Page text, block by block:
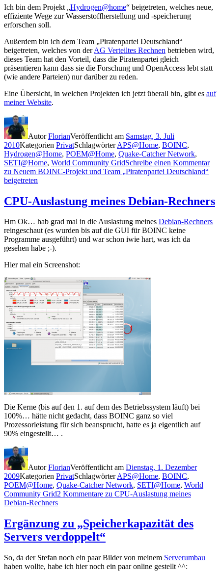
Ich bin dem Projekt „Hydrogen@home“ beigetreten, welches neue,
effiziente Wege zur Wasserstoffherstellung und -speicherung
erforschen soll.
Außerdem bin ich dem Team „Piratenpartei Deutschland“
beigetreten, welches von derAG Verteiltes Rechnen betrieben wird,
dieses Team hat den Vorteil, dass die Piratenpartei gleich
präsentieren kann dass sie die Forschung und OpenAccess lebt statt
(wie andere Parteien) nur darüber zu reden.
Eine Übersicht, in welchen Projekten ich jetzt überall bin, gibt es auf
meiner Website.
AutorFlorianVeröffentlicht am Samstag, 3. Juli
2010Kategorien PrivatSchlagwörterAPS@Home, BOINC,
Hydrogen@Home, POEM@Home, Quake-Catcher Network,
SETI@Home, World Community GridSchreibe einen Kommentar
zu Neuem BOINC-Projekt und Team „Piratenpartei Deutschland“
beigetreten
CPU-Auslastung meines Debian-Rechners
Hm Ok… hab grad mal in die Auslastung meines Debian-Rechners
reingeschaut (es wurden bis auf die GUI für BOINC keine
Programme ausgeführt) und war schon iwie hart, was ich da
gesehen habe ;-).
Hier mal ein Screenshot:
Die Kerne (bis auf den 1. auf dem des Betriebssystem läuft) bei
100%… hätte nicht gedacht, dass BOINC ganz so viel
Prozessorleistung für sich beansprucht, hatte es ja eigentlich auf
90% eingestellt… .
AutorFlorianVeröffentlicht am Dienstag, 1. Dezember
2009Kategorien PrivatSchlagwörterAPS@Home, BOINC,
POEM@Home, Quake-Catcher Network, SETI@Home, World
Community Grid2 Kommentare zu CPU-Auslastung meines
Debian-Rechners
Ergänzung zu „Speicherkapazität des
Servers verdoppelt“
So, da der Stefan noch ein paar Bilder von meinem Serverumbau
haben wollte, habe ich hier noch ein paar online gestellt ^^: